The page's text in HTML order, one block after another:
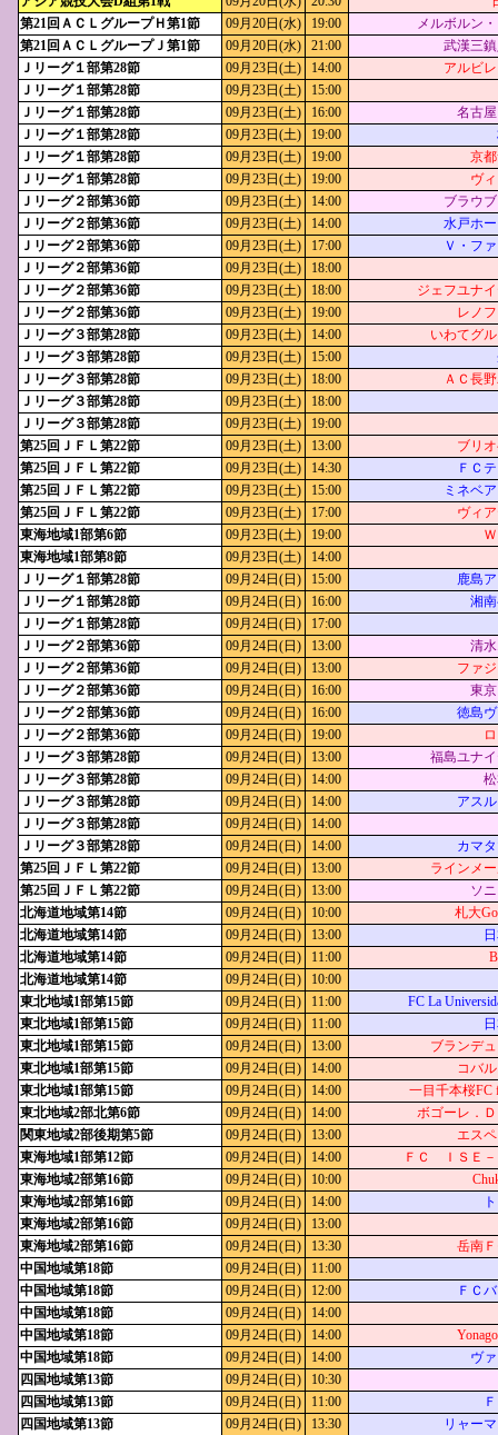
第21回ＡＣＬグループＨ第1節
09月20日(水) 19:00
メルボルン
第21回ＡＣＬグループＪ第1節
09月20日(水) 21:00
武漢三
Ｊリーグ１部第28節
09月23日(土) 14:00
アルビ
Ｊリーグ１部第28節
09月23日(土)
15:00
Ｊリーグ１部第28節
09月23日(土) 16:00
名古
Ｊリーグ１部第28節
09月23日(土) 19:00
Ｊリーグ１部第28節
09月23日(土) 19:00
京
Ｊリーグ１部第28節
09月23日(土) 19:00
ヴ
Ｊリーグ２部第36節
09月23日(土) 14:00
ブラウ
Ｊリーグ２部第36節
09月23日(土) 14:00
水戸ホ
Ｊリーグ２部第36節
09月23日(土) 17:00
Ｖ・フ
Ｊリーグ２部第36節
09月23日(土) 18:00
Ｊリーグ２部第36節
09月23日(土) 18:00
ジェフユナ
Ｊリーグ２部第36節
09月23日(土) 19:00
レノ
Ｊリーグ３部第28節
09月23日(土) 14:00
いわてグ
Ｊリーグ３部第28節
09月23日(土) 15:00
Ｊリーグ３部第28節
09月23日(土) 18:00
ＡＣ長
Ｊリーグ３部第28節
09月23日(土)
18:00
Ｊリーグ３部第28節
09月23日(土)
19:00
第25回ＪＦＬ第22節
09月23日(土) 13:00
ブリ
第25回ＪＦＬ第22節
09月23日(土) 14:30
ＦＣ
第25回ＪＦＬ第22節
09月23日(土) 15:00
ミネベ
第25回ＪＦＬ第22節
09月23日(土) 17:00
ヴィ
東海地域1部第6節
09月23日(土) 19:00
東海地域1部第8節
09月23日(土)
14:00
Ｊリーグ１部第28節
09月24日(日) 15:00
鹿島
Ｊリーグ１部第28節
09月24日(日) 16:00
湘
Ｊリーグ１部第28節
09月24日(日) 17:00
Ｊリーグ２部第36節
09月24日(日) 13:00
清
Ｊリーグ２部第36節
09月24日(日) 13:00
ファ
Ｊリーグ２部第36節
09月24日(日) 16:00
東
Ｊリーグ２部第36節
09月24日(日) 16:00
徳島
Ｊリーグ２部第36節
09月24日(日) 19:00
Ｊリーグ３部第28節
09月24日(日) 13:00
福島ユナ
Ｊリーグ３部第28節
09月24日(日) 14:00
Ｊリーグ３部第28節
09月24日(日) 14:00
アス
Ｊリーグ３部第28節
09月24日(日)
14:00
Ｊリーグ３部第28節
09月24日(日) 14:00
カマ
第25回ＪＦＬ第22節
09月24日(日) 13:00
ラインメ
第25回ＪＦＬ第22節
09月24日(日) 13:00
ソ
北海道地域第14節
09月24日(日) 10:00
札大
北海道地域第14節
09月24日(日) 13:00
北海道地域第14節
09月24日(日) 11:00
北海道地域第14節
09月24日(日)
10:00
東北地域1部第15節
09月24日(日) 11:00
FC La
東北地域1部第15節
09月24日(日) 11:00
東北地域1部第15節
09月24日(日) 13:00
ブランデ
東北地域1部第15節
09月24日(日) 14:00
コバ
東北地域1部第15節
09月24日(日) 14:00
一目千本桜FC
東北地域2部北第6節
09月24日(日) 14:00
ボゴーレ．
関東地域2部後期第5節
09月24日(日) 13:00
エス
東海地域1部第12節
09月24日(日) 14:00
ＦＣ ＩＳＥ－
東海地域2部第16節
09月24日(日) 10:00
東海地域2部第16節
09月24日(日) 14:00
東海地域2部第16節
09月24日(日)
13:00
東海地域2部第16節
09月24日(日) 13:30
岳南
中国地域第18節
09月24日(日) 11:00
中国地域第18節
09月24日(日) 12:00
ＦＣ
中国地域第18節
09月24日(日) 14:00
中国地域第18節
09月24日(日) 14:00
中国地域第18節
09月24日(日) 14:00
ヴ
四国地域第13節
09月24日(日)
10:30
四国地域第13節
09月24日(日) 11:00
四国地域第13節
09月24日(日) 13:30 リャー